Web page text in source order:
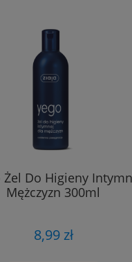
Żel Do Higieny
Mężczyzn 300ml
8,99 zł